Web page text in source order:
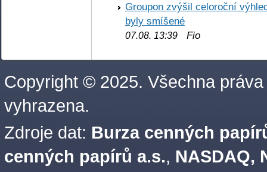
Groupon zvýšil celoroční
byly smíšené
07.08. 13:39 Fio
Copyright © 2025. Všechna práva
vyhrazena.
Zdroje dat: Burza cenných
cenných papírů a.s., NASDAQ,